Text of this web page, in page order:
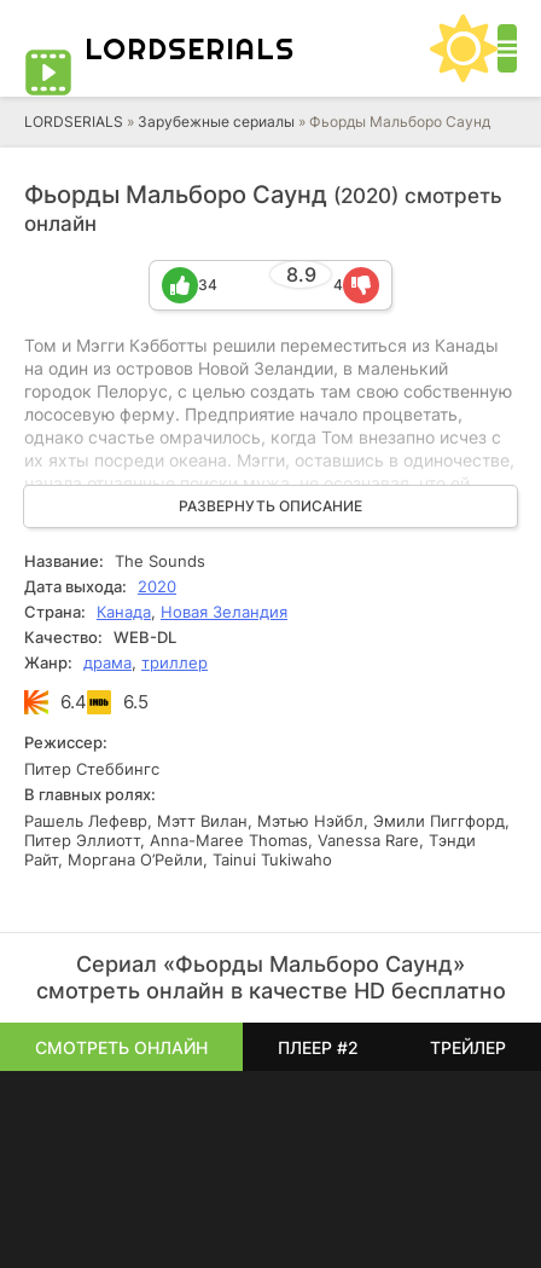
LORDSERIALS
LORDSERIALS » Зарубежные сериалы » Фьорды Мальборо Саунд
Фьорды Мальборо Саунд (2020) смотреть
онлайн
8.9
34 4
Том и Мэгги Кэбботты решили переместиться из Канады
на один из островов Новой Зеландии, в маленький
городок Пелорус, с целью создать там свою собственную
лососевую ферму. Предприятие начало процветать,
однако счастье омрачилось, когда Том внезапно исчез с
их яхты посреди океана. Мэгги, оставшись в одиночестве,
начала отчаянные поиски мужа, не осознавая, что ей
предстоит раскрыть множество шокирующих и
неприятных фактов о Томе, его бизнесе и о самых
ближайших соседях в городке.
РАЗВЕРНУТЬ ОПИСАНИЕ
Название:
The Sounds
Дата выхода:
2020
Страна:
Канада, Новая Зеландия
Качество:
WEB-DL
Жанр:
драма, триллер
6.4 6.5
Режиссер:
Питер Стеббингс
В главных ролях:
Рашель Лефевр, Мэтт Вилан, Мэтью Нэйбл, Эмили Пиггфорд,
Питер Эллиотт, Anna-Maree Thomas, Vanessa Rare, Тэнди
Райт, Моргана О’Рейли, Tainui Tukiwaho
Сериал «Фьорды Мальборо Саунд»
смотреть онлайн в качестве HD бесплатно
СМОТРЕТЬ ОНЛАЙН ПЛЕЕР #2 ТРЕЙЛЕР